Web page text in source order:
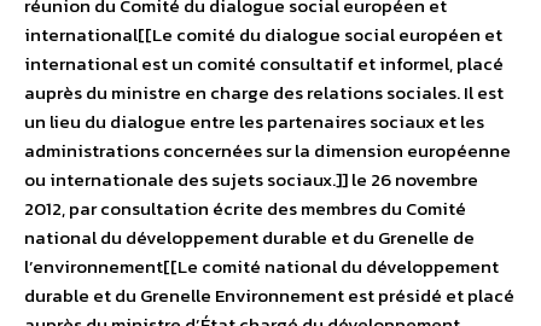
réunion du Comité du dialogue social européen et
international[[Le comité du dialogue social européen et
international est un comité consultatif et informel, placé
auprès du ministre en charge des relations sociales. Il est
un lieu du dialogue entre les partenaires sociaux et les
administrations concernées sur la dimension européenne
ou internationale des sujets sociaux.]] le 26 novembre
2012, par consultation écrite des membres du Comité
national du développement durable et du Grenelle de
l’environnement[[Le comité national du développement
durable et du Grenelle Environnement est présidé et placé